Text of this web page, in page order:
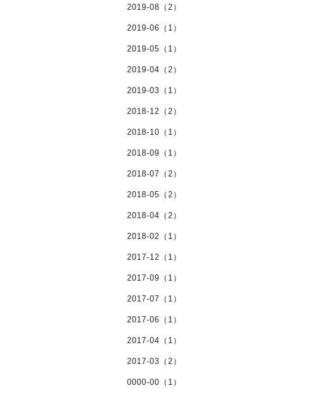
2019-08（2）
2019-06（1）
2019-05（1）
2019-04（2）
2019-03（1）
2018-12（2）
2018-10（1）
2018-09（1）
2018-07（2）
2018-05（2）
2018-04（2）
2018-02（1）
2017-12（1）
2017-09（1）
2017-07（1）
2017-06（1）
2017-04（1）
2017-03（2）
0000-00（1）